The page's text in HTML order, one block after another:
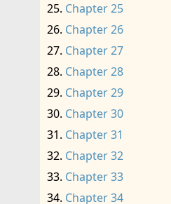
Chapter 25
Chapter 26
Chapter 27
Chapter 28
Chapter 29
Chapter 30
Chapter 31
Chapter 32
Chapter 33
Chapter 34